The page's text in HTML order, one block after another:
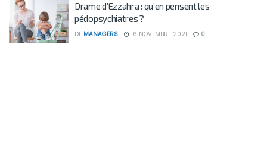
Drame d’Ezzahra : qu’en pensent les
pédopsychiatres ?
DE MANAGERS 16 NOVEMBRE 2021 0